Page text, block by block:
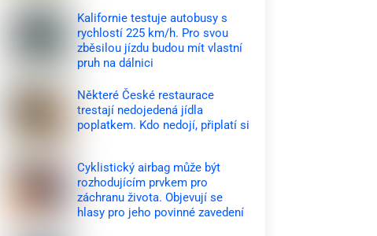
Kalifornie testuje autobusy s
rychlostí 225 km/h. Pro svou
zběsilou jízdu budou mít vlastní
pruh na dálnici
Některé České restaurace
trestají nedojedená jídla
poplatkem. Kdo nedojí, připlatí si
Cyklistický airbag může být
rozhodujícím prvkem pro
záchranu života. Objevují se
hlasy pro jeho povinné zavedení